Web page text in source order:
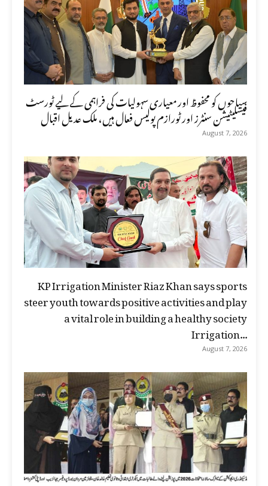
سیاحوں کو محفوظ اور معیاری سہولیات کی فراہمی کے لیے ٹورسٹ
فیسلیٹیشن سنٹرز اور ٹورازم پولیس فعال ہیں، ملک عدیل اقبال
August 7, 2026
KP Irrigation Minister Riaz Khan says sports
steer youth towards positive activities and play
a vital role in building a healthy society
Irrigation...
August 7, 2026